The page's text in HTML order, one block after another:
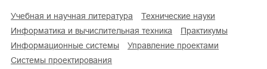
учебная и научная литература
технические науки
информатика и вычислительная техника
практикумы
информационные системы
управление проектами
системы проектирования